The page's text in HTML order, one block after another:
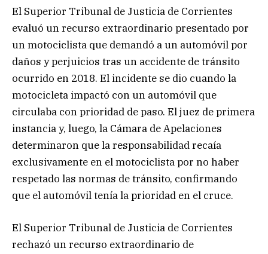
El Superior Tribunal de Justicia de Corrientes
evaluó un recurso extraordinario presentado por
un motociclista que demandó a un automóvil por
daños y perjuicios tras un accidente de tránsito
ocurrido en 2018. El incidente se dio cuando la
motocicleta impactó con un automóvil que
circulaba con prioridad de paso. El juez de primera
instancia y, luego, la Cámara de Apelaciones
determinaron que la responsabilidad recaía
exclusivamente en el motociclista por no haber
respetado las normas de tránsito, confirmando
que el automóvil tenía la prioridad en el cruce.
El Superior Tribunal de Justicia de Corrientes
rechazó un recurso extraordinario de